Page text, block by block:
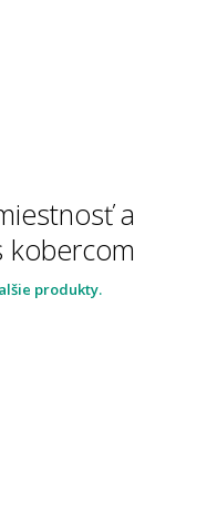
a
kobercom
produkty.